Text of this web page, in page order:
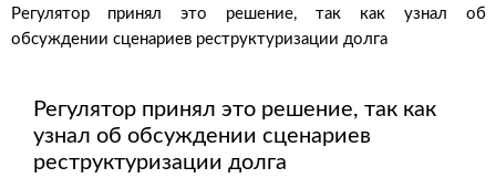
Регулятор принял это решение, так как узнал об
обсуждении сценариев реструктуризации долга
Регулятор принял это решение, так как
узнал об обсуждении сценариев
реструктуризации долга